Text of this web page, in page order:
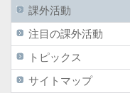
課外活動
注目の課外活動
トピックス
サイトマップ